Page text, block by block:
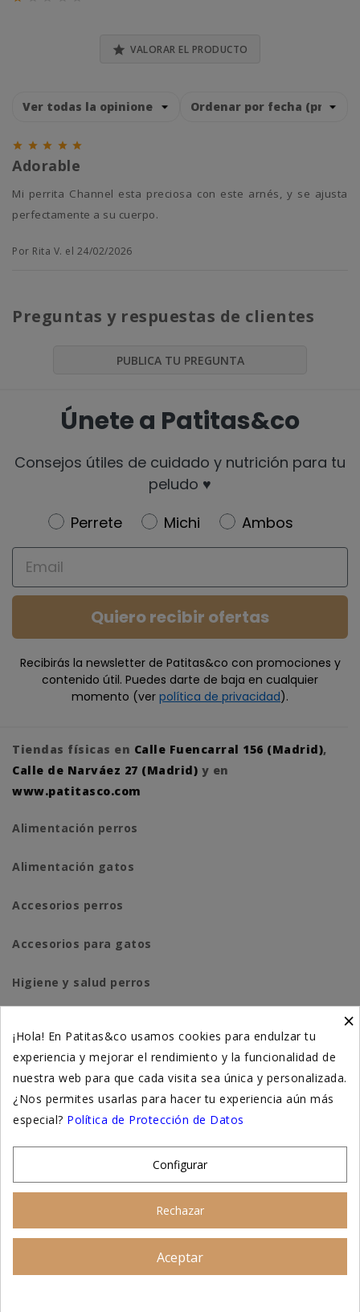
 VALORAR EL PRODUCTO
    
Adorable
Mi perrita Channel esta preciosa con este arnés, y se ajusta
perfectamente a su cuerpo.
Por Rita V. el 24/02/2026
Preguntas y respuestas de clientes
PUBLICA TU PREGUNTA
Únete a Patitas&co
Consejos útiles de cuidado y nutrición para tu
peludo ♥️
Newsletter
Perrete Michi
Ambos
Email
Quiero recibir ofertas
Recibirás la newsletter de Patitas&co con promociones y
contenido útil. Puedes darte de baja en cualquier
momento (ver política de privacidad).
Tiendas físicas en Calle Fuencarral 156 (Madrid),
Calle de Narváez 27 (Madrid) y en
www.patitasco.com
Alimentación perros
Alimentación gatos
Accesorios perros
Accesorios para gatos
Higiene y salud perros
Suplementación natural
Otros
×
¡Hola! En Patitas&co usamos cookies para endulzar tu
experiencia y mejorar el rendimiento y la funcionalidad de
nuestra web para que cada visita sea única y personalizada.
¿Nos permites usarlas para hacer tu experiencia aún más
especial? Política de Protección de Datos
Configurar
Rechazar
Aceptar